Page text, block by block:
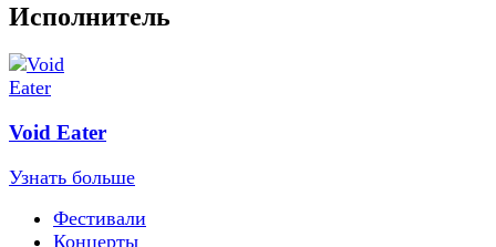
Исполнитель
Void Eater
Узнать больше
Фестивали
Концерты